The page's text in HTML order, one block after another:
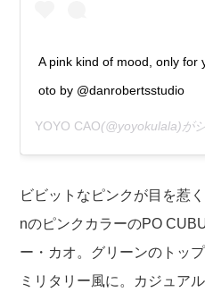
A pink kind of mood, only for
oto by @danrobertsstudio
YOYO CAO(@yoyokulala)が
ビビットなピンクが目を惹
nのピンクカラーのPO
ー・カオ。グリーンのトッ
ミリタリー風に。カジュア